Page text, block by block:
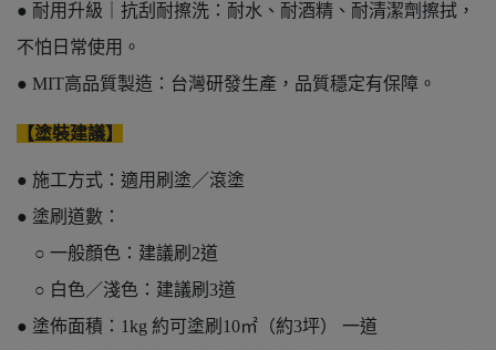
● 耐用升級｜抗刮耐擦洗：耐水、耐酒精、耐清潔劑擦拭，
不怕日常使用。
● MIT高品質製造：台灣研發生產，品質穩定有保障。
【塗裝建議】
● 施工方式：適用刷塗／滾塗
● 塗刷道數：
○ 一般顏色：建議刷2道
○ 白色／淺色：建議刷3道
● 塗佈面積：1kg 約可塗刷10㎡（約3坪） 一道